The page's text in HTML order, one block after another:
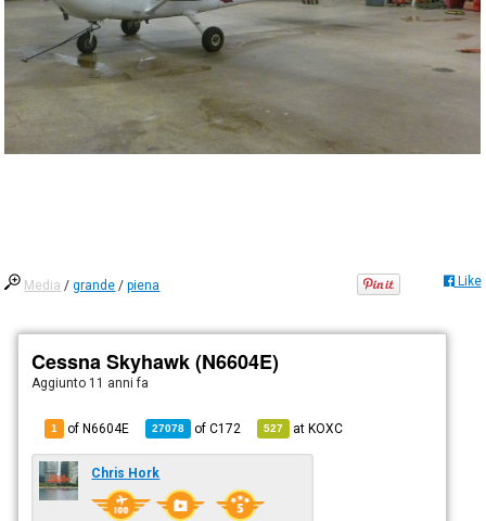
Media /grande /piena Like
Cessna Skyhawk (N6604E)
Aggiunto 11 anni fa
1 of N6604E 27078 ofC172 527 atKOXC
Chris Hork